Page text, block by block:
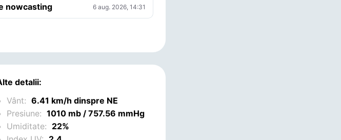
nowcasting 6 aug. 2026, 14:31
detalii:
Vânt: 6.41 km/h dinspre NE
Presiune: 1010 mb / 757.56 mmHg
Umiditate: 22%